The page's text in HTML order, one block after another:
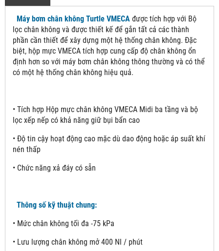
Máy bơm chân không Turtle VMECA được tích hợp với Bộ
lọc chân không và được thiết kế để gắn tất cả các thành
phần cần thiết để xây dựng một hệ thống chân không. Đặc
biệt, hộp mực VMECA tích hợp cung cấp độ chân không ổn
định hơn so với máy bơm chân không thông thường và có thể
có một hệ thống chân không hiệu quả.
• Tích hợp Hộp mực chân không VMECA Midi ba tầng và bộ
lọc xếp nếp có khả năng giữ bụi bẩn cao
• Độ tin cậy hoạt động cao mặc dù dao động hoặc áp suất khí
nén thấp
• Chức năng xả đáy có sẵn
Thông số kỹ thuật chung:
• Mức chân không tối đa -75 kPa
• Lưu lượng chân không mở 400 Nl / phút